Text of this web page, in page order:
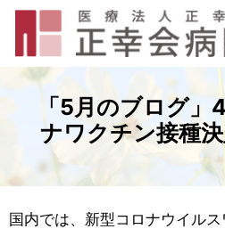
「5月のブログ」
ナワクチン接種
国内では、新型コロナウイル